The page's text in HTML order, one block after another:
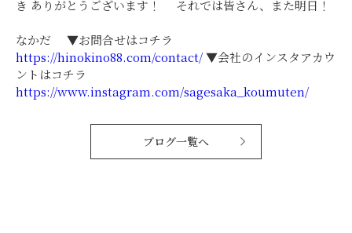
き ありがとうございます！ それでは皆さん、また明日！
なかだ ▼お問合せはコチラ
https://hinokino88.com/contact/▼会社のインスタアカウ
ントはコチラ
https://www.instagram.com/sagesaka_koumuten/
ブログ一覧へ